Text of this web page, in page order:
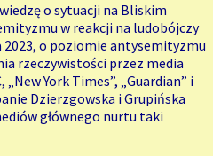
o sytuacji na Bliskim
w reakcji na ludobójczy
2023, o poziomie antysemityzmu
rzeczywistości przez media
York Times”, „Guardian” i
Dzierzgowska i Grupińska
głównego nurtu taki